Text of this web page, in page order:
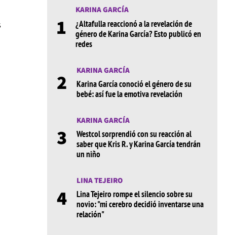
1
KARINA GARCÍA
¿Altafulla reaccionó a la revelación de
género de Karina García? Esto publicó en
redes
2
KARINA GARCÍA
Karina García conoció el género de su
bebé: así fue la emotiva revelación
3
KARINA GARCÍA
Westcol sorprendió con su reacción al
saber que Kris R. y Karina García tendrán
un niño
4
LINA TEJEIRO
Lina Tejeiro rompe el silencio sobre su
novio: "mi cerebro decidió inventarse una
relación"